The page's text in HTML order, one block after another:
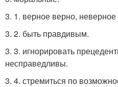
3. 1. верное верно,
3. 2. быть правдивым.
3. 3. игнорировать
несправедливы.
3. 4. стремиться по